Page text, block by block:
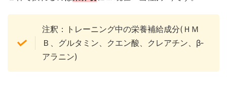
注釈：トレーニング中の栄養補給成分(ＨＭ
Ｂ、グルタミン、クエン酸、クレアチン、β‐
アラニン)